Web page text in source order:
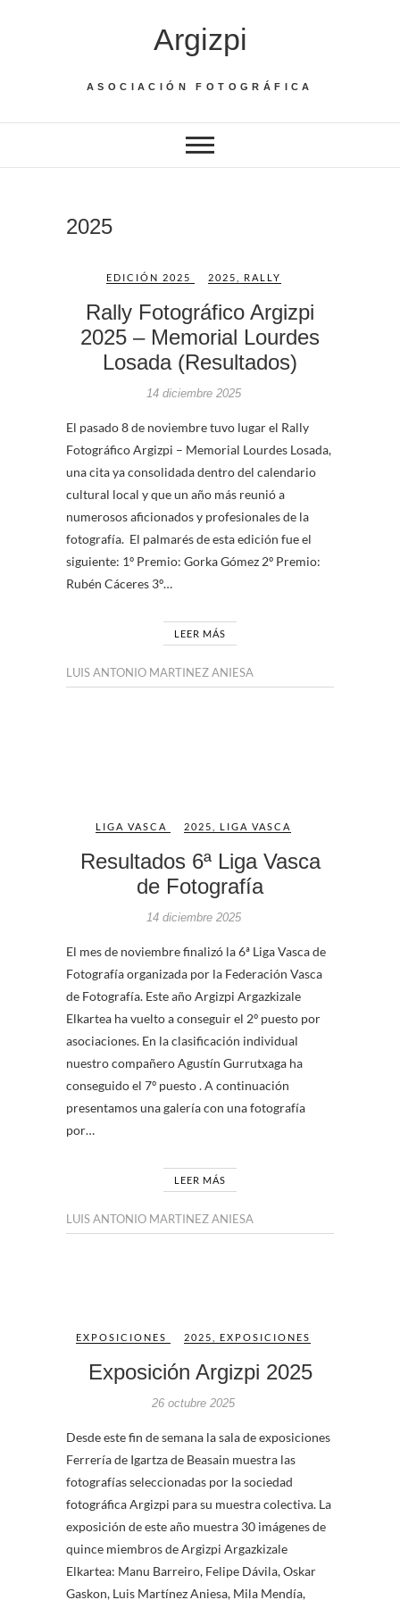
Argizpi
ASOCIACIÓN FOTOGRÁFICA
2025
EDICIÓN 2025 2025 RALLY
Rally Fotográfico Argizpi
2025 – Memorial Lourdes
Losada (Resultados)
14 diciembre 2025
El pasado 8 de noviembre tuvo lugar el Rally
Fotográfico Argizpi – Memorial Lourdes Losada,
una cita ya consolidada dentro del calendario
cultural local y que un año más reunió a
numerosos aficionados y profesionales de la
fotografía. El palmarés de esta edición fue el
siguiente: 1º Premio: Gorka Gómez 2º Premio:
Rubén Cáceres 3º…
LEER MÁS
LUIS ANTONIO MARTINEZ ANIESA
LIGA VASCA 2025 LIGA VASCA
Resultados 6ª Liga Vasca
de Fotografía
14 diciembre 2025
El mes de noviembre finalizó la 6ª Liga Vasca de
Fotografía organizada por la Federación Vasca
de Fotografía. Este año Argizpi Argazkizale
Elkartea ha vuelto a conseguir el 2º puesto por
asociaciones. En la clasificación individual
nuestro compañero Agustín Gurrutxaga ha
conseguido el 7º puesto . A continuación
presentamos una galería con una fotografía
por…
LEER MÁS
LUIS ANTONIO MARTINEZ ANIESA
EXPOSICIONES 2025 EXPOSICIONES
Exposición Argizpi 2025
26 octubre 2025
Desde este fin de semana la sala de exposiciones
Ferrería de Igartza de Beasain muestra las
fotografías seleccionadas por la sociedad
fotográfica Argizpi para su muestra colectiva. La
exposición de este año muestra 30 imágenes de
quince miembros de Argizpi Argazkizale
Elkartea: Manu Barreiro, Felipe Dávila, Oskar
Gaskon, Luis Martínez Aniesa, Mila Mendía,